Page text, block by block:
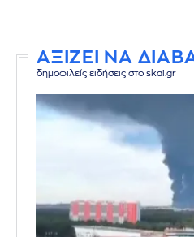
ΑΞΙΖΕΙ ΝΑ
δημοφιλείς ειδήσεις στο skai.gr